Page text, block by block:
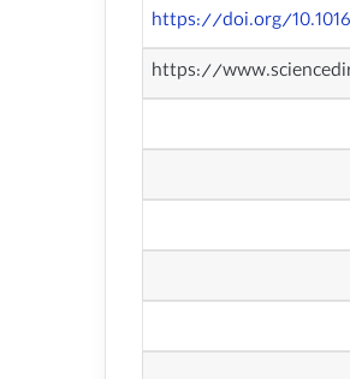
https://doi.org/
https://